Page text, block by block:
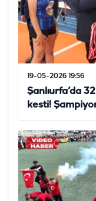
19-05-2026 19:56
Şanlıurfa’da
kesti!